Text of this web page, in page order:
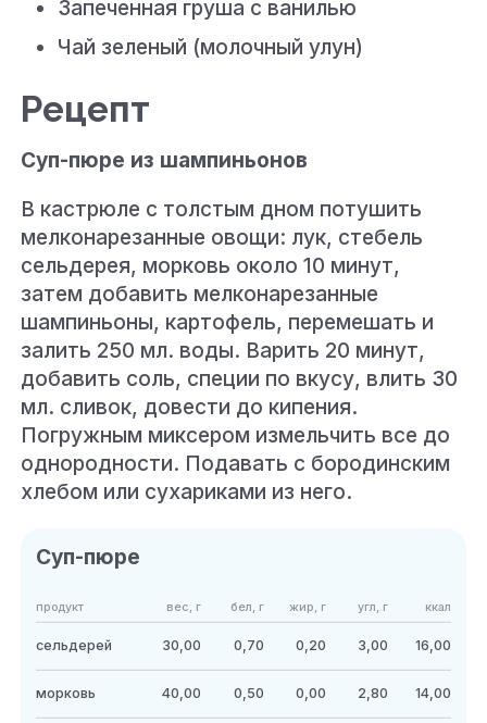
Запеченная груша с ванилью
Чай зеленый (молочный улун)
Рецепт
Суп-пюре из шампиньонов
В кастрюле с толстым дном потушить
мелконарезанные овощи: лук, стебель
сельдерея, морковь около 10 минут,
затем добавить мелконарезанные
шампиньоны, картофель, перемешать и
залить 250 мл. воды. Варить 20 минут,
добавить соль, специи по вкусу, влить 30
мл. сливок, довести до кипения.
Погружным миксером измельчить все до
однородности. Подавать с бородинским
хлебом или сухариками из него.
Суп-пюре
продукт вес, г бел, г жир, г угл, г ккал
сельдерей 30,00 0,70 0,20 3,00 16,00
морковь 40,00 0,50 0,00 2,80 14,00